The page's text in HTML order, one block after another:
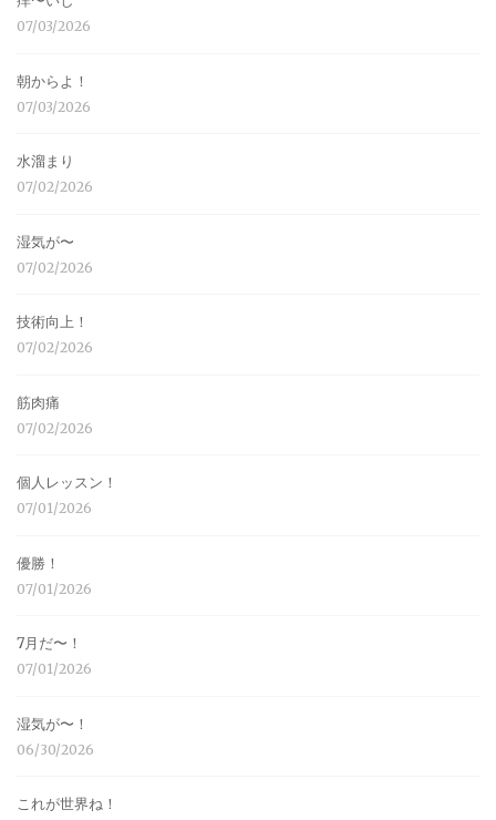
07/03/2026
朝からよ！
07/03/2026
水溜まり
07/02/2026
湿気が〜
07/02/2026
技術向上！
07/02/2026
筋肉痛
07/02/2026
個人レッスン！
07/01/2026
優勝！
07/01/2026
7月だ〜！
07/01/2026
湿気が〜！
06/30/2026
これが世界ね！